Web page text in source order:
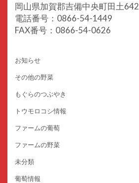
岡山県加賀郡吉備中央町田土642
電話番号：0866-54-1449
FAX番号：0866-54-0626
お知らせ
その他の野菜
もぐらのつぶやき
トウモロコシ情報
ファームの葡萄
ファームの野菜
未分類
葡萄情報